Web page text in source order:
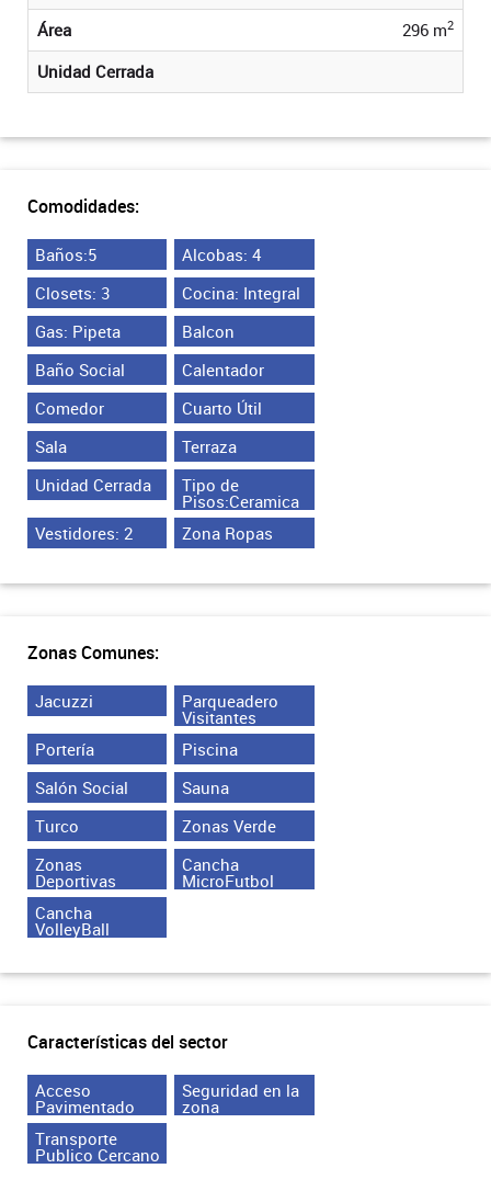
Área
296 m2
Unidad Cerrada
Comodidades:
Baños:5
Alcobas: 4
Closets: 3
Cocina: Integral
Gas: Pipeta
Balcon
Baño Social
Calentador
Comedor
Cuarto Útil
Sala
Terraza
Unidad Cerrada
Tipo de
Pisos:Ceramica
Vestidores: 2
Zona Ropas
Zonas Comunes:
Jacuzzi Parqueadero
Visitantes
Portería
Piscina
Salón Social
Sauna
Turco
Zonas Verde
Zonas
Deportivas
Cancha
MicroFutbol
Cancha
VolleyBall
Características del sector
Acceso
Pavimentado
Seguridad en la
zona
Transporte
Publico Cercano